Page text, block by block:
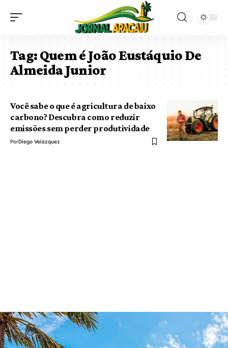
Tag:Quem é João Eustáquio De
Almeida Junior
Você sabe o que é agricultura de baixo
carbono? Descubra como reduzir
emissões sem perder produtividade
PorDiego Velázquez